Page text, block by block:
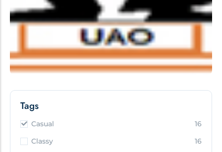
Tags
Casual
16
Classy
16